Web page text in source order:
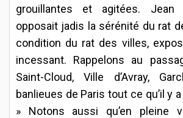
grouillantes et agitées. Jean
opposait jadis la sérénité du rat
condition du rat des villes,
incessant. Rappelons au
Saint-Cloud, Ville d’Avray,
banlieues de Paris tout ce qu’il y
» Notons aussi qu’en pleine